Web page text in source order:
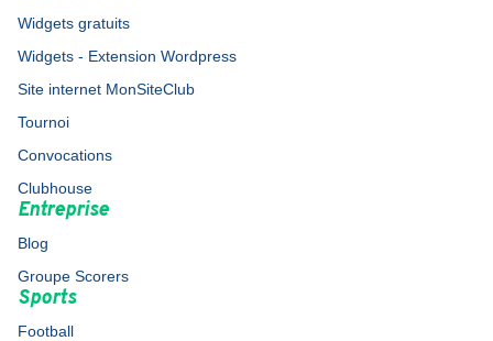
Widgets gratuits
Widgets - Extension Wordpress
Site internet MonSiteClub
Tournoi
Convocations
Clubhouse
Entreprise
Blog
Groupe Scorers
Sports
Football